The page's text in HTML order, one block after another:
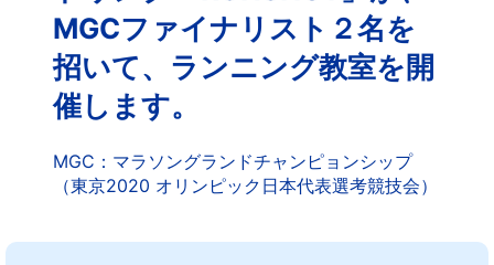
MGCファイナリスト２名を
招いて、ランニング教室を開
催します。
MGC：マラソングランドチャンピョンシップ
（東京2020 オリンピック日本代表選考競技会）
日本語 English
中文 アクセス